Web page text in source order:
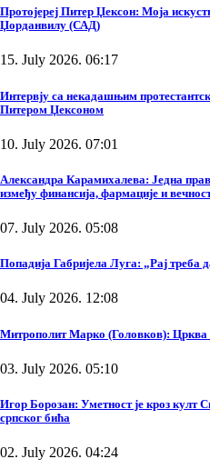
Протојереј Питер Џексон: Моја
Џорданвилу (САД)
15. July 2026. 06:17
Интервју са некадашњим
Питером Џексоном
10. July 2026. 07:01
Александра Карамихалева: Једна
између финансија, фармације и
07. July 2026. 05:08
Попадија Габријела Луга: „Рај треба
04. July 2026. 12:08
Митрополит Марко (Головков): Црква
03. July 2026. 05:10
Игор Борозан: Уметност је кроз култ
српског бића
02. July 2026. 04:24